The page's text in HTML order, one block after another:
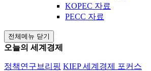
KOPEC 자료
PECC 자료
전체메뉴 닫기
오늘의 세계경제
정책연구브리핑 KIEP 세계경제 포커스